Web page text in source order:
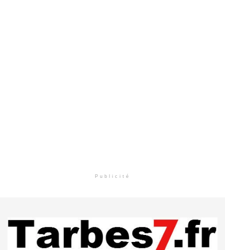
Publicité